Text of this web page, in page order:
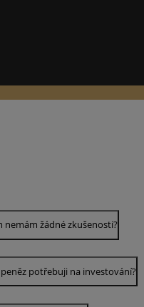
nemám žádné zkušenosti?
potřebuji na investování?